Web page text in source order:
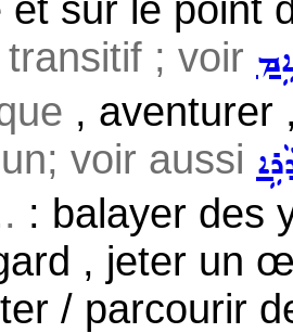
; voir
,
voir aussi
: balayer des
, jeter un
/ parcourir